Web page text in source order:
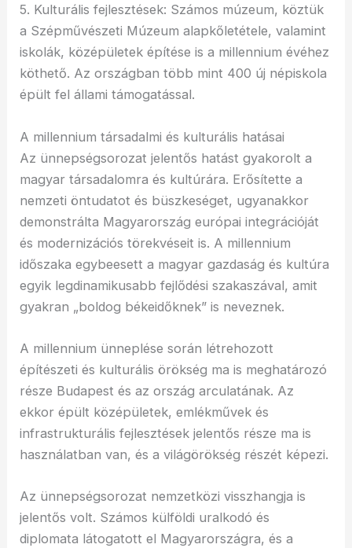
5. Kulturális fejlesztések: Számos múzeum, köztük
a Szépművészeti Múzeum alapkőletétele, valamint
iskolák, középületek építése is a millennium évéhez
köthető. Az országban több mint 400 új népiskola
épült fel állami támogatással.
A millennium társadalmi és kulturális hatásai
Az ünnepségsorozat jelentős hatást gyakorolt a
magyar társadalomra és kultúrára. Erősítette a
nemzeti öntudatot és büszkeséget, ugyanakkor
demonstrálta Magyarország európai integrációját
és modernizációs törekvéseit is. A millennium
időszaka egybeesett a magyar gazdaság és kultúra
egyik legdinamikusabb fejlődési szakaszával, amit
gyakran „boldog békeidőknek” is neveznek.
A millennium ünneplése során létrehozott
építészeti és kulturális örökség ma is meghatározó
része Budapest és az ország arculatának. Az
ekkor épült középületek, emlékművek és
infrastrukturális fejlesztések jelentős része ma is
használatban van, és a világörökség részét képezi.
Az ünnepségsorozat nemzetközi visszhangja is
jelentős volt. Számos külföldi uralkodó és
diplomata látogatott el Magyarországra, és a